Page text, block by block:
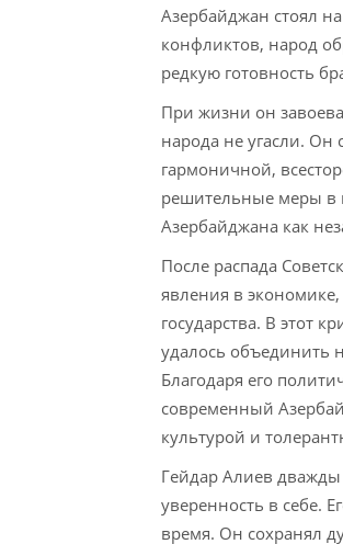
Азербайджан стоял
конфликтов, народ
редкую готовность
При жизни он
народа не угасли. Он
гармоничной,
решительные меры в
Азербайджана как
После распада
явления в
государства. В этот
удалось объединить
Благодаря его
современный
культурой и
Гейдар Алиев
уверенность в себе.
время. Он сохранял